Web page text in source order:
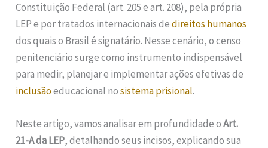
Constituição Federal (art. 205 e art. 208), pela própria
LEP e por tratados internacionais dedireitos humanos
dos quais o Brasil é signatário. Nesse cenário, o censo
penitenciário surge como instrumento indispensável
para medir, planejar e implementar ações efetivas de
inclusãoeducacional nosistema prisional.
Neste artigo, vamos analisar em profundidade oArt.
21-A da LEP, detalhando seus incisos, explicando sua